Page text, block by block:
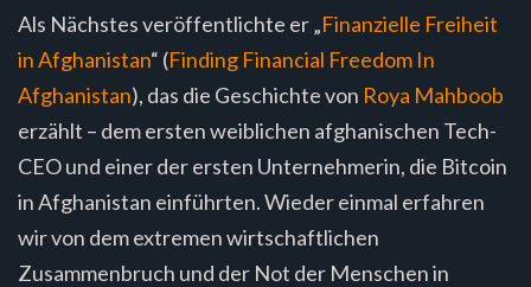
Als Nächstes veröffentlichte er „Finanzielle Freiheit
in Afghanistan“ (Finding Financial Freedom In
Afghanistan), das die Geschichte von Roya Mahboob
erzählt – dem ersten weiblichen afghanischen Tech-
CEO und einer der ersten Unternehmerin, die Bitcoin
in Afghanistan einführten. Wieder einmal erfahren
wir von dem extremen wirtschaftlichen
Zusammenbruch und der Not der Menschen in